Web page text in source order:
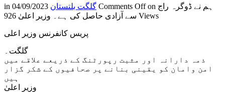
in گلگت بلتستان 04/09/2023 Comments Offon ہم نے ڈوگرہ راج
سے آزادی حاصل کی ہے۔ وزیر اعلیٰ 926 Views
پریس کانفرنس وزیر اعلی
گلگت۔
ذمہ دارانہ اور مثبت رپورٹنگ کے ذریعے علاقے میں
امن وامان کو یقینی بنانے پر صحافیوں کے شکر گزار
ہیں
وزیر اعلیٰ